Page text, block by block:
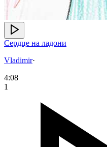
Сердце на ладони
Vladimir·
4:08
1